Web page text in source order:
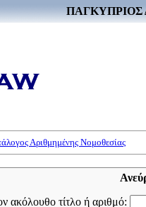
ΠΑΓΚΥΠΡΙΟΣ
Αριθμημένης Νομοθεσίας
ακόλουθο τίτλο ή αριθμό: